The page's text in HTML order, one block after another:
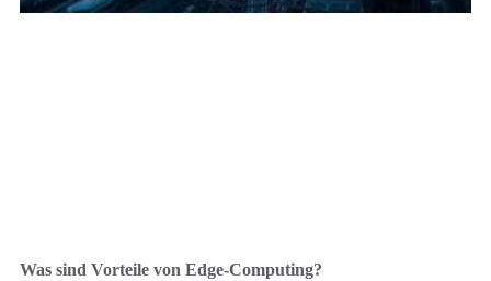
Was sind Vorteile von Edge-Computing?